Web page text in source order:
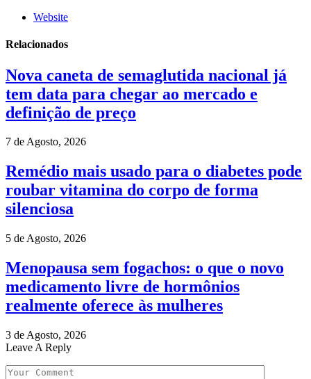
Website
Relacionados
Nova caneta de semaglutida nacional já
tem data para chegar ao mercado e
definição de preço
7 de Agosto, 2026
Remédio mais usado para o diabetes pode
roubar vitamina do corpo de forma
silenciosa
5 de Agosto, 2026
Menopausa sem fogachos: o que o novo
medicamento livre de hormônios
realmente oferece às mulheres
3 de Agosto, 2026
Leave A Reply